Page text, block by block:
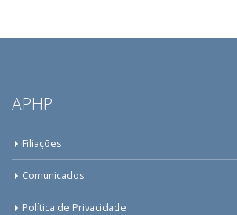
APHP
Filiações
Comunicados
Política de Privacidade